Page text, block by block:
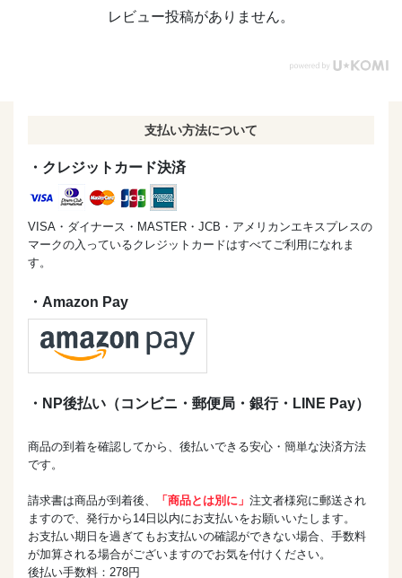
レビュー投稿がありません。
支払い方法について
・クレジットカード決済
VISA・ダイナース・MASTER・JCB・アメリカンエキスプレスの
マークの入っているクレジットカードはすべてご利用になれま
す。
・Amazon Pay
・NP後払い（コンビニ・郵便局・銀行・LINE Pay）
商品の到着を確認してから、後払いできる安心・簡単な決済方法
です。
請求書は商品が到着後、 「商品とは別に」 注文者様宛に郵送され
ますので、発行から14日以内にお支払いをお願いいたします。
お支払い期日を過ぎてもお支払いの確認ができない場合、手数料
が加算される場合がございますのでお気を付けください。
後払い手数料：278円